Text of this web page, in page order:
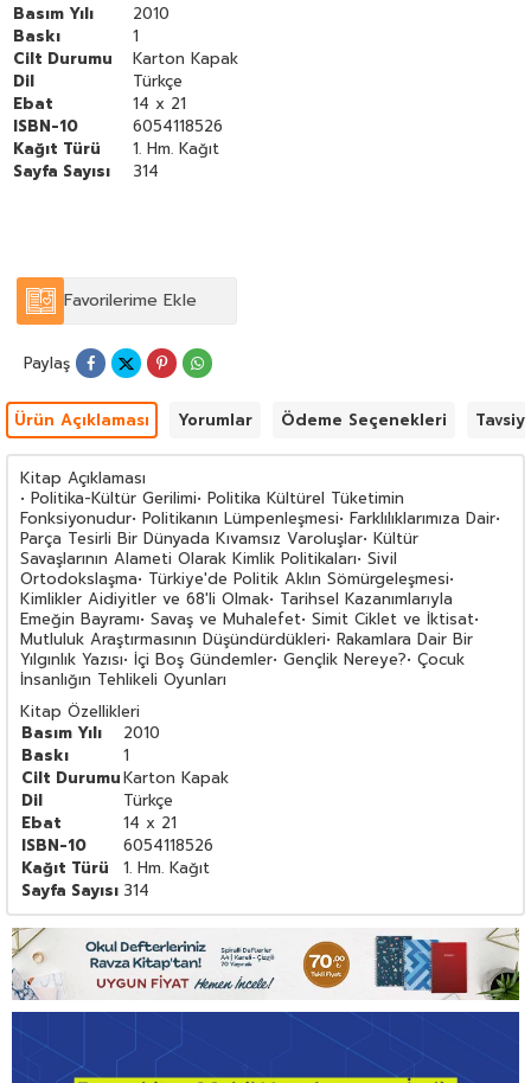
Basım Yılı
2010
Baskı
1
Cilt Durumu
Karton Kapak
Dil
Türkçe
Ebat
14 x 21
ISBN-10
6054118526
Kağıt Türü
1. Hm. Kağıt
Sayfa Sayısı
314
Favorilerime Ekle
Paylaş
Ürün Açıklaması Yorumlar Ödeme Seçenekleri
Kitap Açıklaması
• Politika-Kültür Gerilimi• Politika Kültürel Tüketimin
Fonksiyonudur• Politikanın Lümpenleşmesi• Farklılıklarımıza Dair•
Parça Tesirli Bir Dünyada Kıvamsız Varoluşlar• Kültür
Savaşlarının Alameti Olarak Kimlik Politikaları• Sivil
Ortodokslaşma• Türkiye'de Politik Aklın Sömürgeleşmesi•
Kimlikler Aidiyitler ve 68'li Olmak• Tarihsel Kazanımlarıyla
Emeğin Bayramı• Savaş ve Muhalefet• Simit Ciklet ve İktisat•
Mutluluk Araştırmasının Düşündürdükleri• Rakamlara Dair Bir
Yılgınlık Yazısı• İçi Boş Gündemler• Gençlik Nereye?• Çocuk
İnsanlığın Tehlikeli Oyunları
Kitap Özellikleri
Basım Yılı
2010
Baskı
1
Cilt DurumuKarton Kapak
Dil
Türkçe
Ebat
14 x 21
ISBN-10
6054118526
Kağıt Türü
1. Hm. Kağıt
Sayfa Sayısı 314